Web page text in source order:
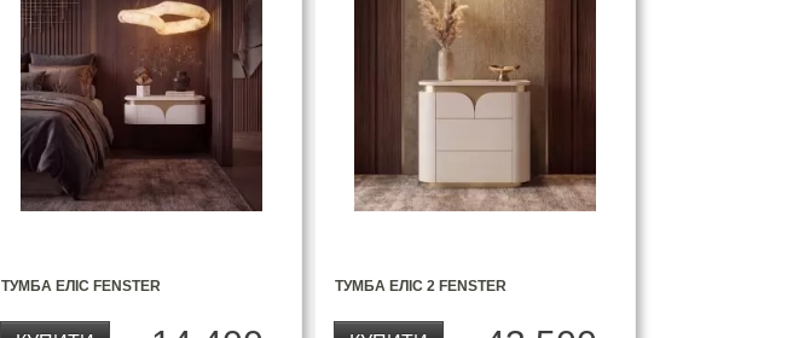
ТУМБА ЕЛІС FENSTER ТУМБА ЕЛІС 2 FENSTER